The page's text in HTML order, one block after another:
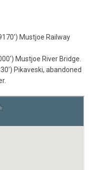
Mustjoe Railway
Mustjoe River Bridge.
Pikaveski, abandoned